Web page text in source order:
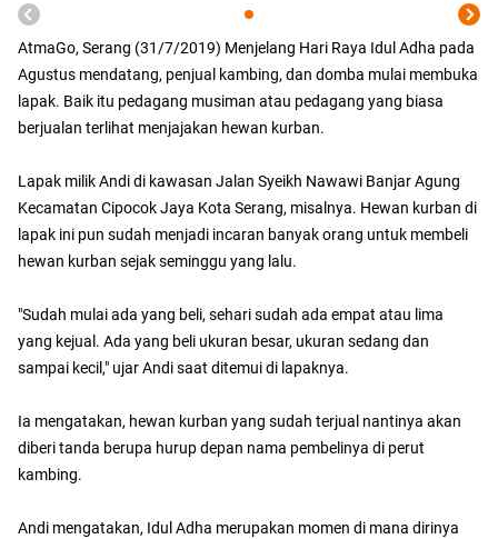
AtmaGo, Serang (31/7/2019) Menjelang Hari Raya Idul Adha pada
Agustus mendatang, penjual kambing, dan domba mulai membuka
lapak. Baik itu pedagang musiman atau pedagang yang biasa
berjualan terlihat menjajakan hewan kurban.
Lapak milik Andi di kawasan Jalan Syeikh Nawawi Banjar Agung
Kecamatan Cipocok Jaya Kota Serang, misalnya. Hewan kurban di
lapak ini pun sudah menjadi incaran banyak orang untuk membeli
hewan kurban sejak seminggu yang lalu.
"Sudah mulai ada yang beli, sehari sudah ada empat atau lima
yang kejual. Ada yang beli ukuran besar, ukuran sedang dan
sampai kecil," ujar Andi saat ditemui di lapaknya.
Ia mengatakan, hewan kurban yang sudah terjual nantinya akan
diberi tanda berupa hurup depan nama pembelinya di perut
kambing.
Andi mengatakan, Idul Adha merupakan momen di mana dirinya